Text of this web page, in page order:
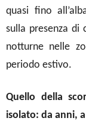
quasi fino
sulla presenza di
notturne nelle
periodo estivo.
Quello della
isolato: da anni,